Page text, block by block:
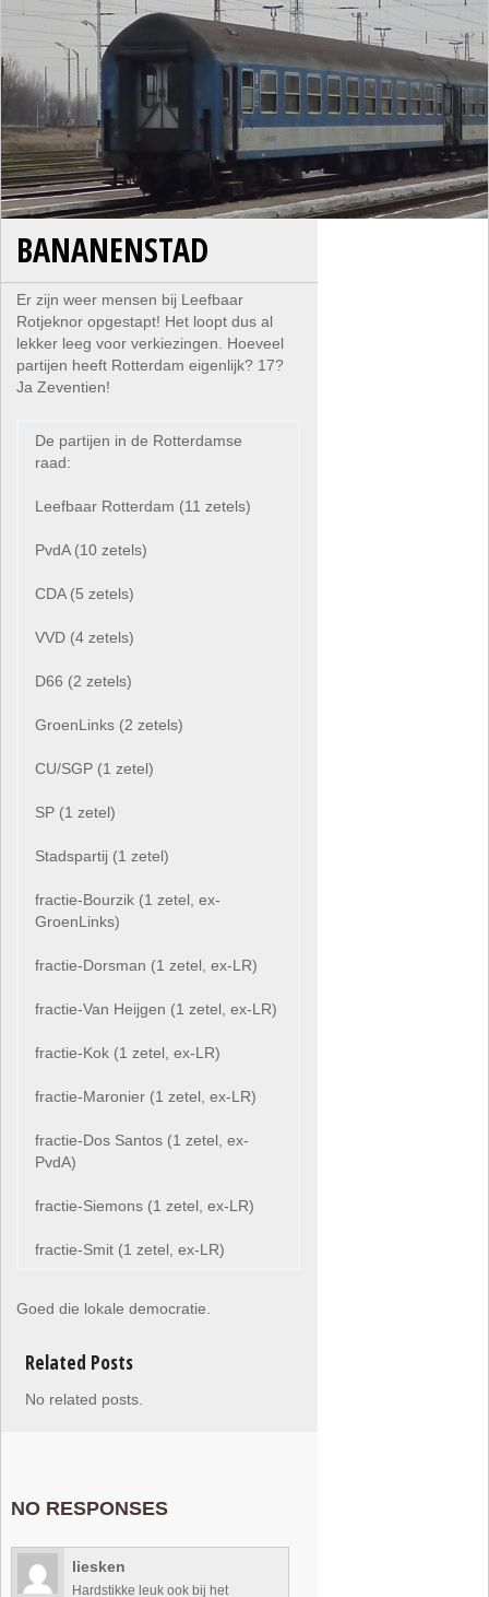
BANANENSTAD
Er zijn weer mensen bij Leefbaar
Rotjeknor opgestapt! Het loopt dus al
lekker leeg voor verkiezingen. Hoeveel
partijen heeft Rotterdam eigenlijk? 17?
Ja Zeventien!
De partijen in de Rotterdamse
raad:
Leefbaar Rotterdam (11 zetels)
PvdA (10 zetels)
CDA (5 zetels)
VVD (4 zetels)
D66 (2 zetels)
GroenLinks (2 zetels)
CU/SGP (1 zetel)
SP (1 zetel)
Stadspartij (1 zetel)
fractie-Bourzik (1 zetel, ex-
GroenLinks)
fractie-Dorsman (1 zetel, ex-LR)
fractie-Van Heijgen (1 zetel, ex-LR)
fractie-Kok (1 zetel, ex-LR)
fractie-Maronier (1 zetel, ex-LR)
fractie-Dos Santos (1 zetel, ex-
PvdA)
fractie-Siemons (1 zetel, ex-LR)
fractie-Smit (1 zetel, ex-LR)
Goed die lokale democratie.
Related Posts
No related posts.
NO RESPONSES
liesken
Hardstikke leuk ook bij het